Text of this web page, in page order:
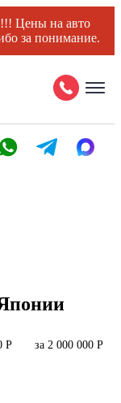
Цены на авто
за понимание.
Р за 2 000 000 Р